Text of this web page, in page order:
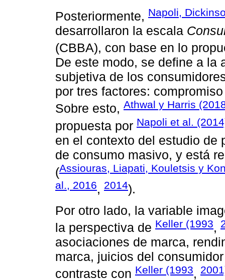
Posteriormente, Napoli,
desarrollaron la escala
(CBBA), con base en lo
De este modo, se define a la
subjetiva de los
por tres factores:
Sobre esto, Athwal y Harris
propuesta por Napoli et al.
en el contexto del estudio de
de consumo masivo, y está
(Assiouras, Liapati, Kouletsis y
al., 2016, 2014).
Por otro lado, la variable
la perspectiva de Keller (1993,
asociaciones de marca,
marca, juicios del
contraste con Keller (1993,